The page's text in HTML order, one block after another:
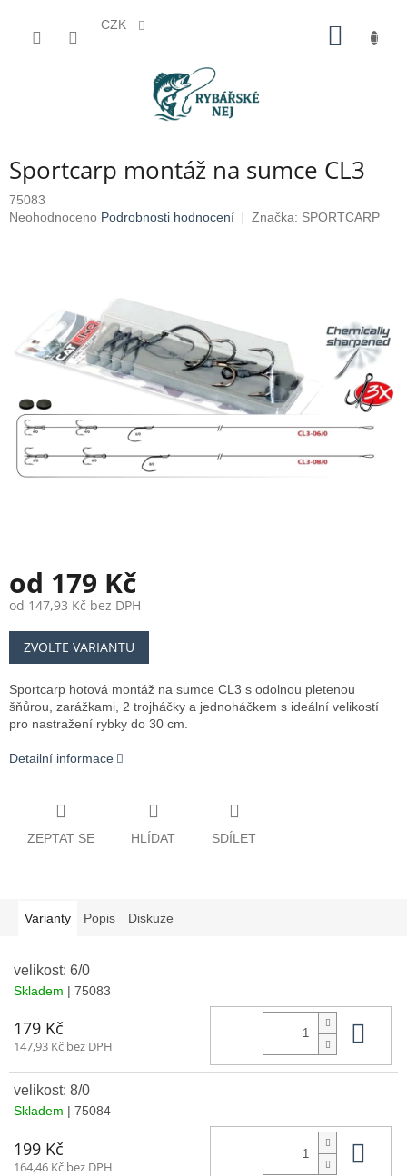
CZK
Sportcarp montáž na sumce CL3
75083
Průměrné
hvězdiček.
Neohodnoceno Podrobnosti hodnocení Značka: SPORTCARP
od 179 Kč
od 147,93 Kč bez DPH
Měrná
cena:
ZVOLTE VARIANTU
Sportcarp hotová montáž na sumce CL3 s odolnou pletenou
šňůrou, zarážkami, 2 trojháčky a jednoháčkem s ideální velikostí
pro nastražení rybky do 30 cm.
Detailní informace
ZEPTAT SE HLÍDAT SDÍLET
Varianty Popis Diskuze
velikost: 6/0
Skladem | 75083
179 Kč
147,93 Kč bez DPH
velikost: 8/0
Skladem | 75084
199 Kč
164,46 Kč bez DPH